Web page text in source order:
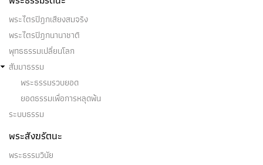
พระไตรปิฎกเสียงสมจริง
พระไตรปิฎกนานาชาติ
พุทธธรรมเปลี่ยนโลก
สัมมาธรรม
พระธรรมรวบยอด
ยอดธรรมเพื่อการหลุดพ้น
ระบบธรรม
พระสังฆรัตนะ
พระธรรมวินัย